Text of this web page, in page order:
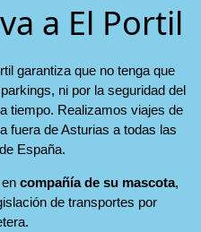
a El Portil
garantiza que no tenga que
ni por la seguridad del
tiempo. Realizamos viajes de
fuera de Asturias a todas las
España.
compañía de su mascota,
de transportes por